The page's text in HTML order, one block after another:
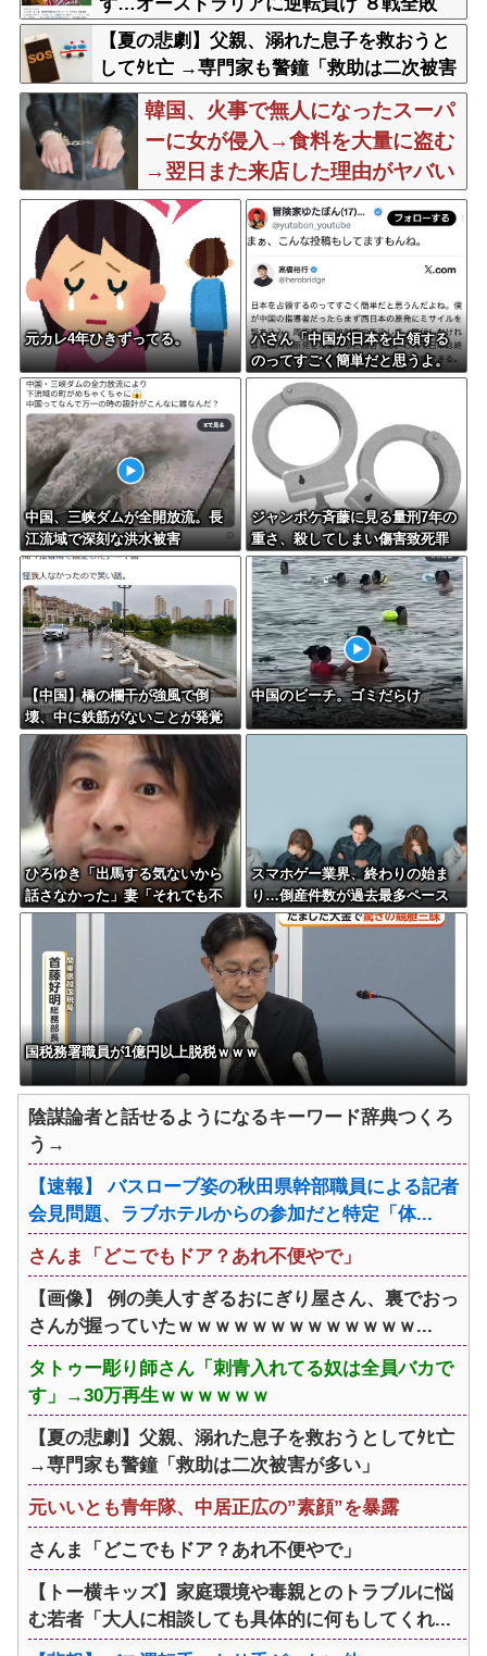
【夏の悲劇】父親、溺れた息子を救おうと
してﾀﾋ亡 →専門家も警鐘「救助は二次被害
が多い」
韓国、火事で無人になったスーパ
ーに女が侵入→食料を大量に盗む
→翌日また来店した理由がヤバい
元カレ4年ひきずってる。
パさん「中国が日本を占領する
のってすごく簡単だと思うよ。
西日本の原発にミサイルを撃ち
込めばいい」
中国、三峡ダムが全開放流。長
江流域で深刻な洪水被害
ジャンポケ斉藤に見る量刑7年の
重さ、殺してしまい傷害致死罪
を狙う方が量刑的には軽いと話
題
【中国】橋の欄干が強風で倒
壊、中に鉄筋がないことが発覚
＝当局「接着剤で固定した」
中国のビーチ。ゴミだらけ
ひろゆき「出馬する気ないから
話さなかった」妻「それでも不
誠実だろ」→離婚協議へｗｗｗ
スマホゲー業界、終わりの始ま
り…倒産件数が過去最多ペース
「数億円かけても爆ﾀﾋ」
国税務署職員が1億円以上脱税ｗｗｗ
陰謀論者と話せるようになるキーワード辞典つくろ
う→
【速報】 バスローブ姿の秋田県幹部職員による記者
会見問題、ラブホテルからの参加だと特定「体...
さんま「どこでもドア？あれ不便やで」
【画像】 例の美人すぎるおにぎり屋さん、裏でおっ
さんが握っていたｗｗｗｗｗｗｗｗｗｗｗｗｗ...
タトゥー彫り師さん「刺青入れてる奴は全員バカで
す」→30万再生ｗｗｗｗｗｗ
【夏の悲劇】父親、溺れた息子を救おうとしてﾀﾋ亡
→専門家も警鐘「救助は二次被害が多い」
元いいとも青年隊、中居正広の”素顔”を暴露
さんま「どこでもドア？あれ不便やで」
【トー横キッズ】家庭環境や毒親とのトラブルに悩
む若者「大人に相談しても具体的に何もしてくれ...